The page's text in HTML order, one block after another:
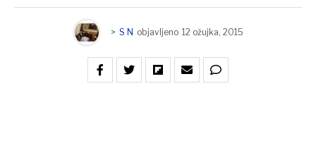
> S N objavljeno 12 ožujka, 2015